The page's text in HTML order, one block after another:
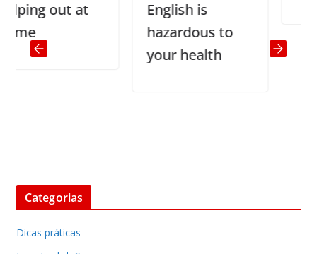
out at
English is
hazardous to
your health
Categorias
Dicas práticas